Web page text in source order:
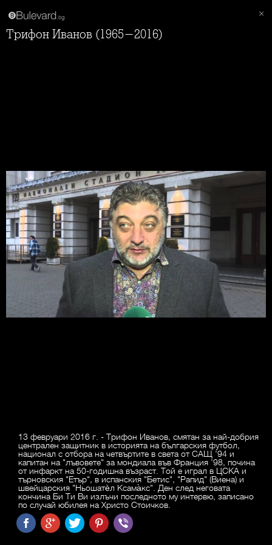
Трифон Иванов (1965-2016)
13 февруари 2016 г. - Трифон Иванов, смятан за най-добрия
централен защитник в историята на българския футбол,
национал с отбора на четвъртите в света от САЩ '94 и
капитан на "лъвовете" за мондиала във Франция '98, почина
от инфаркт на 50-годишна възраст. Той е играл в ЦСКА и
търновския "Етър", в испанския "Бетис", "Рапид" (Виена) и
швейцарския "Ньошатѐл Ксама̀кс". Ден след неговата
кончина Би Ти Ви излъчи последното му интервю, записано
по случай юбилея на Христо Стоичков.